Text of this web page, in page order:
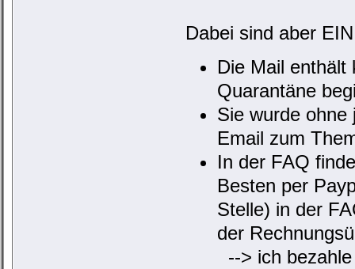
Dabei sind aber
Die Mail enthält
Quarantäne
Sie wurde ohne
Email zum
In der FAQ
Besten per
Stelle) in der
der
--> ich